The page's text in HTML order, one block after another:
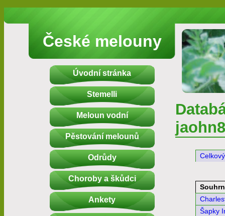
České melouny
Úvodní stránka
Stemelli
Meloun vodní
Pěstování melounů
Odrůdy
Choroby a škůdci
Ankety
Souhrn
Šapky